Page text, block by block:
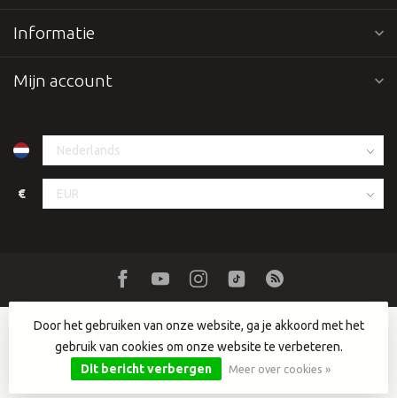
Informatie
Mijn account
€
© Copyright 2026 Dutch DJ Equipment- Powered byLightspeed
Lightspeed designby Dyvelopment
Door het gebruiken van onze website, ga je akkoord met het
gebruik van cookies om onze website te verbeteren.
Dit bericht verbergen
Meer over cookies »